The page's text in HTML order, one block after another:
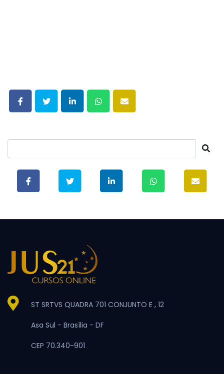
ST SRTVS QUADRA 701 CONJUNTO E , 12
Asa Sul - Brasília - DF
CEP 70.340-901